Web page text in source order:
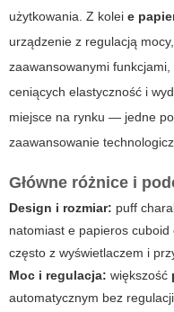
użytkowania. Z kolei e
urządzenie z regulacją
zaawansowanymi
ceniących elastyczność i
miejsce na rynku — jedne
zaawansowanie
Główne różnice i
Design i rozmiar: puff
natomiast e papieros cuboid
często z wyświetlaczem i
Moc i regulacja: większość
automatycznym bez